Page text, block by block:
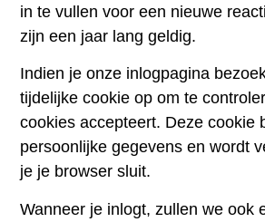
in te vullen voor een nieuwe
zijn een jaar lang geldig.
Indien je onze inlogpagina
tijdelijke cookie op om te
cookies accepteert. Deze cookie
persoonlijke gegevens en wordt
je je browser sluit.
Wanneer je inlogt, zullen we ook